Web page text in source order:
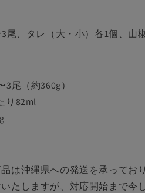
尾、タレ（大・小）各1個、山
尾（約360g）
り82ml
は沖縄県への発送を承ってお
たしますが、対応開始まで今